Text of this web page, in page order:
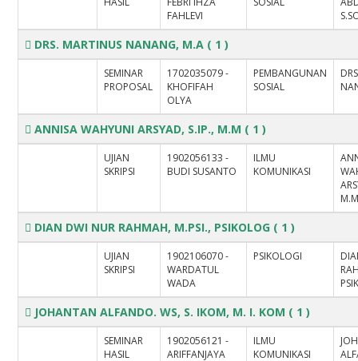
FAHLEVI
DRS. MARTINUS NANANG, M.A ( 1 )
SEMINAR
PROPOSAL
1702035079 -
KHOFIFAH
OLYA
PEMBANGUNAN
SOSIAL
ANNISA WAHYUNI ARSYAD, S.IP., M.M ( 1 )
UJIAN
SKRIPSI
1902056133 -
BUDI SUSANTO
ILMU
KOMUNIKASI
DIAN DWI NUR RAHMAH, M.PSI., PSIKOLOG ( 1 )
UJIAN
SKRIPSI
1902106070 -
WARDATUL
WADA
PSIKOLOGI
JOHANTAN ALFANDO. WS, S. IKOM, M. I. KOM ( 1 )
SEMINAR
HASIL
1902056121 -
ARIFFANJAYA
ILMU
KOMUNIKASI